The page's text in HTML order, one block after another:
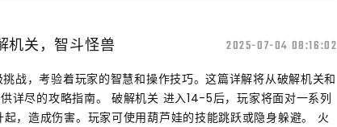
机关，智斗怪兽 2025-07-04 08:16:02
战，考验着玩家的智慧和操作技巧。这篇详解将从破解机关和
详尽的攻略指南。 破解机关 进入14-5后，玩家将面对一系列
，造成伤害。玩家可使用葫芦娃的技能跳跃或隐身躲避。 火